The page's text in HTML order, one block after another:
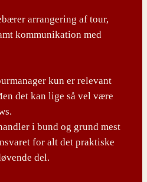
arrangering af tour,
kommunikation med
kun er relevant
det kan lige så vel være
i bund og grund mest
for alt det praktiske
del.